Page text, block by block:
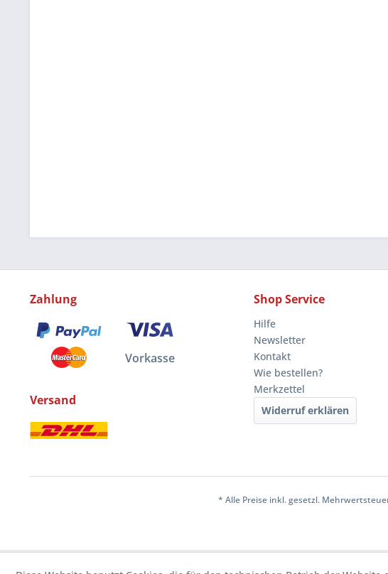
Zahlung
Vorkasse
Versand
Shop Service
Hilfe
Newsletter
Kontakt
Wie bestellen?
Merkzettel
Widerruf erklären
* Alle Preise inkl. gesetzl.